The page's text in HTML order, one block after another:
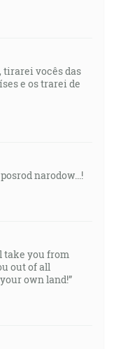
tirarei vocês das
e os trarei de
narodow...!
take you from
out of all
own land!”